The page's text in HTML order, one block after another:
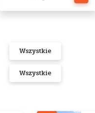
Wszystkie
Wszystkie